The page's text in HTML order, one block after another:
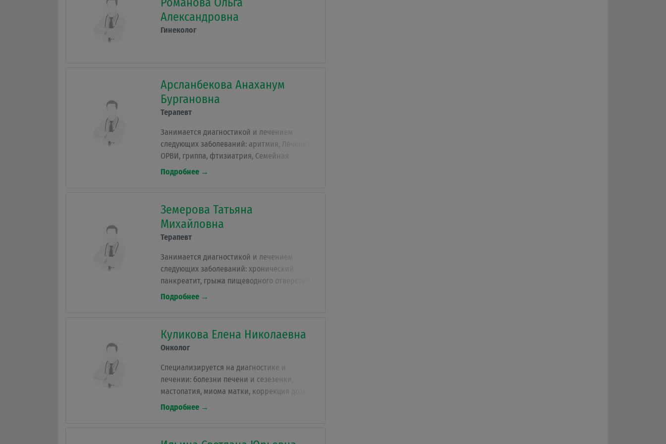
Александровна
Гинеколог
Арсланбекова Анаханум
Бургановна
Терапевт
Занимается диагностикой и лечением
следующих заболеваний: аритмия, Лечение
ОРВИ, гриппа, фтизиатрия, Семейная
медицина, трахеит, лечение стоматита,
сколиозы, составление схемы лечения.
Подробнее →
Земерова Татьяна
Михайловна
Терапевт
Занимается диагностикой и лечением
следующих заболеваний: хронический
панкреатит, грыжа пищеводного отверстия,
жировые гепатозы, лечение заболеваний
органов пищеварения, общая
обусловленные влиянием физических
факторов, острые респираторные
заболевания, поражения почек при
системных заболеваниях.
Подробнее →
Куликова Елена Николаевна
Онколог
Специализируется на диагностике и
лечении: болезни печени и сезезенки,
мастопатия, миома матки, коррекция дозы
препаратов, новообразования щитовидной
железы, онкологические заболевания,
мастит.
Подробнее →